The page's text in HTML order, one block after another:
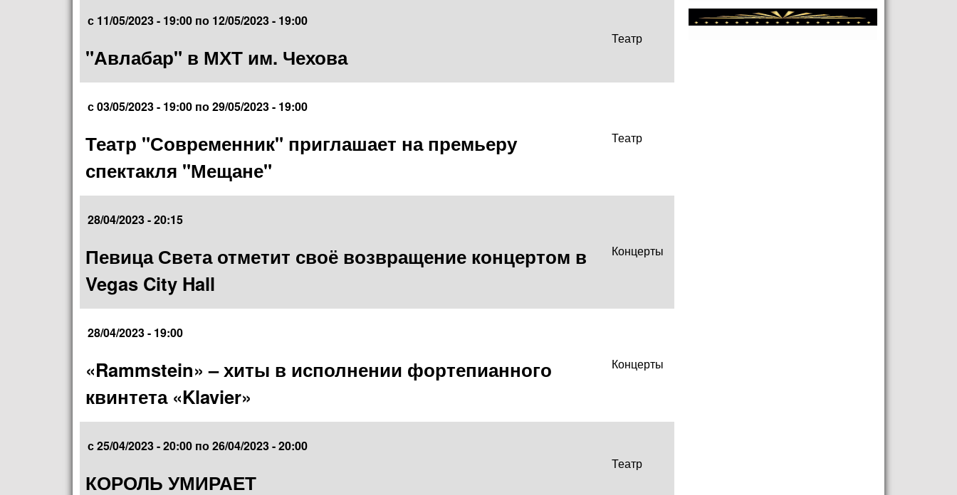
с 11/05/2023 - 19:00 по 12/05/2023 - 19:00
"Авлабар" в МХТ им. Чехова
Театр
с03/05/2023 - 19:00 по29/05/2023 - 19:00
Театр "Современник" приглашает на премьеру
спектакля "Мещане"
Театр
28/04/2023 - 20:15
Певица Света отметит своё возвращение концертом в
Vegas City Hall
Концерты
28/04/2023 - 19:00
«Rammstein» – хиты в исполнении фортепианного
квинтета «Klavier»
Концерты
с25/04/2023 - 20:00 по26/04/2023 - 20:00
КОРОЛЬ УМИРАЕТ
Театр